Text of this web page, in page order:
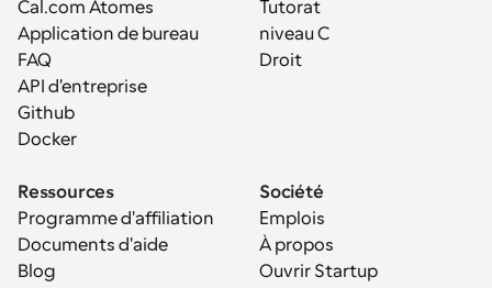
Cal.com Atomes
Application de bureau
FAQ
API d'entreprise
Github
Docker
Tutorat
niveau C
Droit
Ressources
Programme d'affiliation
Documents d'aide
Blog
Société
Emplois
À propos
Ouvrir Startup